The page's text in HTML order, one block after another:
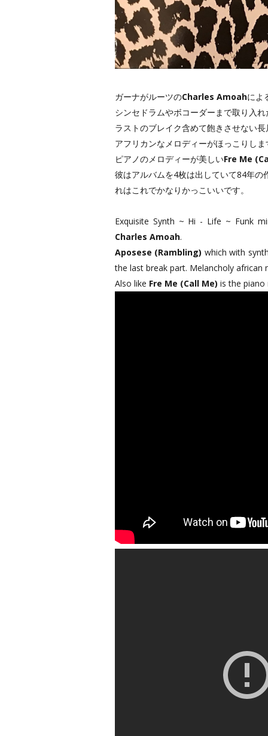
ガーナがルーツのCharles Amoahによ
シンセドラムやボコーダーまで取り入れ
ラストのブレイク含めて飽きさせない
アフリカンなメロディーがほっこりしま
ピアノのメロディーが美しいFre Me
彼はアルバムを4枚は出していて84年
れはこれでかなりかっこいいです。
Exquisite Synth ~ Hi - Life ~ Funk
Charles Amoah.
Aposese (Rambling) which with
the last break part. Melancholy african
Also like Fre Me (Call Me) is the piano